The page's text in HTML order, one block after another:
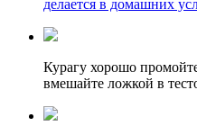
делается в домашних
Курагу хорошо
вмешайте ложкой в